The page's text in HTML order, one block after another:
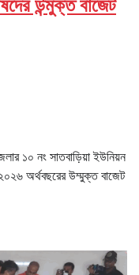
উন্মুক্ত বাজেট
১০ নং সাতবাড়িয়া ইউনিয়ন
২০২৬ অর্থবছরের উম্মুক্ত বাজেট